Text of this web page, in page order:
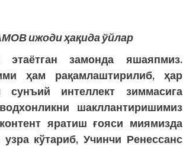
ижоди ҳақида ўйлар
этаётган замонда яшаяпмиз.
ҳам рақамлаштирилиб, ҳар
сунъий интеллект зиммасига
шакллантиришимиз
яратиш ғояси миямизда
кўтариб, Учинчи Ренессанс